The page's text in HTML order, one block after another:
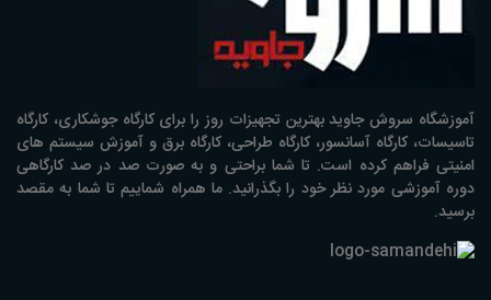
آموزشگاه سروش جاوید بهترین تجهیزات روز را برای کارگاه جوشکاری، کارگاه
تاسیسات، کارگاه آسانسور، کارگاه طراحی، کارگاه برق و آموزش سیستم های
امنیتی فراهم کرده است. تا شما براحتی و به صورت صد در صد کارگاهی
دوره آموزشی مورد نظر خود را بگذرانید. ما همراه شماییم تا شما به مقصد
برسید.